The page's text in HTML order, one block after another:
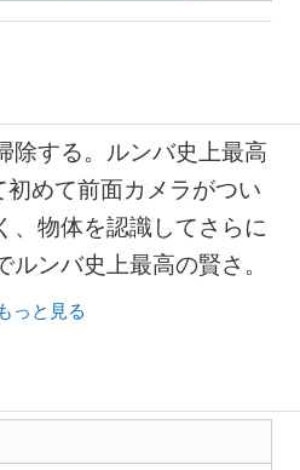
除する。ルンバ史上最高
めて前面カメラがつい
、物体を認識してさらに
ンバ史上最高の賢さ。
っと見る